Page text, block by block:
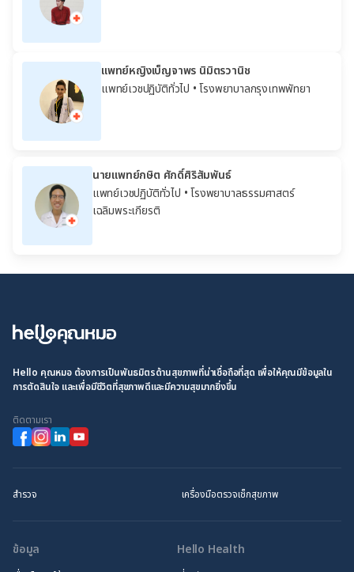
แพทย์หญิงเบ็ญจาพร นิมิตรวานิช
แพทย์เวชปฏิบัติทั่วไป • โรงพยาบาลกรุงเทพพัทยา
นายแพทย์กษิต ศักดิ์ศิริสัมพันธ์
แพทย์เวชปฏิบัติทั่วไป • โรงพยาบาลธรรมศาสตร์
เฉลิมพระเกียรติ
Hello คุณหมอ ต้องการเป็นพันธมิตรด้านสุขภาพที่น่าเชื่อถือที่สุด เพื่อให้คุณมีข้อมูลใน
การตัดสินใจ และเพื่อมีชีวิตที่สุขภาพดีและมีความสุขมากยิ่งขึ้น
ติดตามเรา
สำรวจ เครื่องมือตรวจเช็กสุขภาพ
ข้อมูล Hello Health